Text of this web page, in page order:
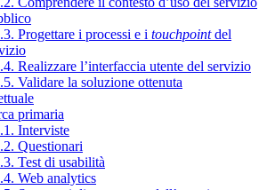
Progettare i processi e i touchpointdel
Realizzare l’interfaccia utente del servizio
Validare la soluzione ottenuta
primaria
Interviste
Questionari
Test di usabilità
Web analytics